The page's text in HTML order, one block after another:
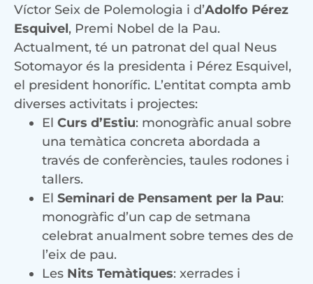
Víctor Seix de Polemologia i d’Adolfo Pérez
Esquivel, Premi Nobel de la Pau.
Actualment, té un patronat del qual Neus
Sotomayor és la presidenta i Pérez Esquivel,
el president honorífic. L’entitat compta amb
diverses activitats i projectes:
El Curs d’Estiu: monogràfic anual sobre
una temàtica concreta abordada a
través de conferències, taules rodones i
tallers.
El Seminari de Pensament per la Pau:
monogràfic d’un cap de setmana
celebrat anualment sobre temes des de
l’eix de pau.
Les Nits Temàtiques: xerrades i